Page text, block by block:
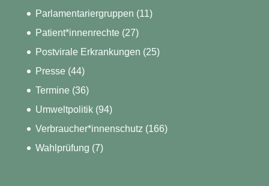
Parlamentariergruppen (11)
Patient*innenrechte(27)
Postvirale Erkrankungen (25)
Presse(44)
Termine(36)
Umweltpolitik(94)
Verbraucher*innenschutz (166)
Wahlprüfung (7)